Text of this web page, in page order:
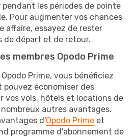
les périodes de pointe
Pour augmenter vos chances
affaire, essayez de rester
de départ et de retour.
membres Opodo Prime
Prime, vous bénéficiez
économiser des
vos vols, hôtels et locations de
autres avantages.
d'Opodo Prime et
programme d'abonnement de